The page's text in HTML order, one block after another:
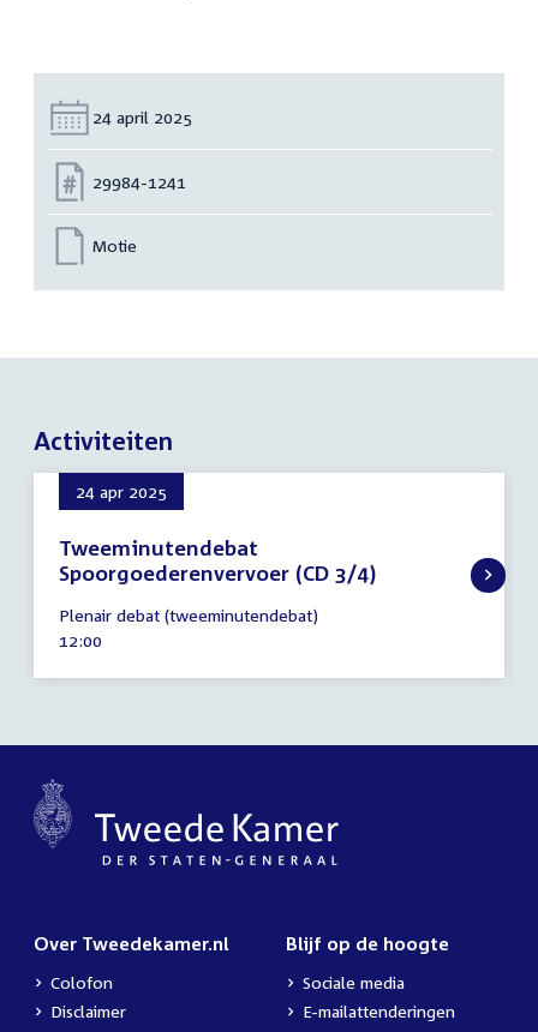
Datum:
24 april 2025
Nummer:
29984-1241
Motie
Activiteiten
24 apr 2025
Tweeminutendebat
Spoorgoederenvervoer (CD 3/4)
april
2025
Plenair debat (tweeminutendebat)
Tijd
12:00
Over Tweedekamer.nl
Colofon
Disclaimer
Blijf op de hoogte
Sociale media
E-mailattenderingen